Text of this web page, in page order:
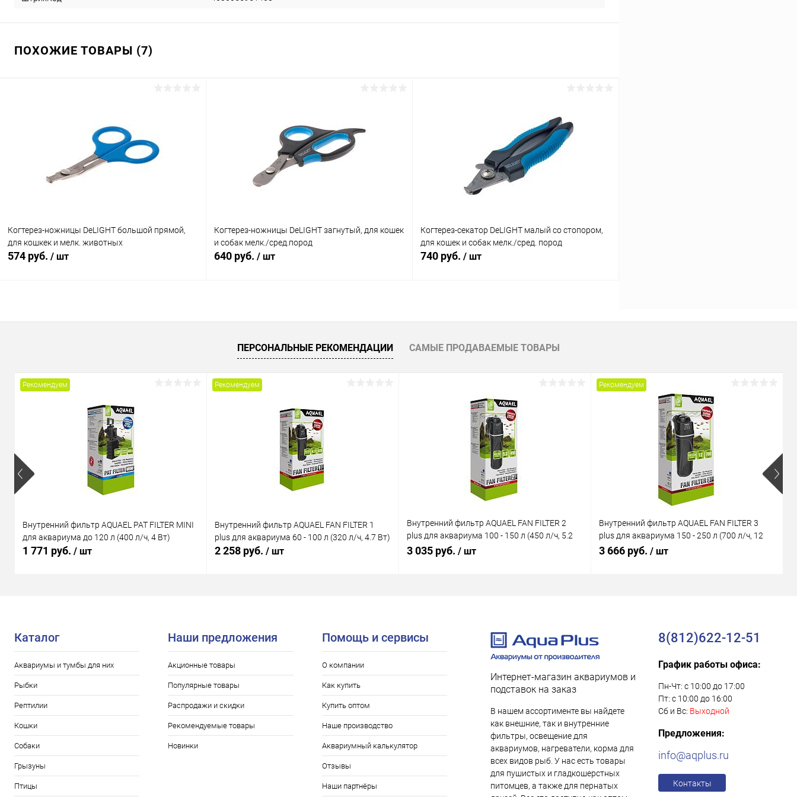
ПОХОЖИЕ ТОВАРЫ (7)
Когтерез-ножницы DeLIGHT большой прямой,
для кошкек и мелк. животных
574 руб. / шт
Когтерез-ножницы DeLIGHT загнутый, для кошек
и собак мелк./сред.пород
640 руб. / шт
В наличии
Когтерез-секатор DeLIGHT малый со стопором,
для кошек и собак мелк./сред. пород
740 руб. / шт
В избранное
ПЕРСОНАЛЬНЫЕ РЕКОМЕНДАЦИИ САМЫЕ ПРОДАВАЕМЫЕ ТОВАРЫ
Рекомендуем
Внутренний фильтр AQUAEL PAT FILTER MINI
для аквариума до 120 л (400 л/ч, 4 Вт)
1 771 руб. / шт
Рекомендуем
Внутренний фильтр AQUAEL FAN FILTER 1
plus для аквариума 60 - 100 л (320 л/ч, 4.7 Вт)
2 258 руб. / шт
Внутренний фильтр AQUAEL FAN FILTER 2
plus для аквариума 100 - 150 л (450 л/ч, 5.2
Вт)
3 035 руб. / шт
Рекомендуем
Внутренний фильтр AQUAEL FAN FILTER 3
plus для аквариума 150 - 250 л (700 л/ч, 12
Вт)
3 666 руб. / шт
Каталог
Аквариумы и тумбы для них
Рыбки
Рептилии
Кошки
Собаки
Грызуны
Птицы
Наши предложения
Акционные товары
Популярные товары
Распродажи и скидки
Рекомендуемые товары
Новинки
Помощь и сервисы
О компании
Как купить
Купить оптом
Наше производство
Аквариумный калькулятор
Отзывы
Наши партнёры
Интернет-магазин аквариумов и
подставок на заказ
В нашем ассортименте вы найдете
как внешние, так и внутренние
фильтры, освещение для
аквариумов, нагреватели, корма для
всех видов рыб. У нас есть товары
для пушистых и гладкошерстных
питомцев, а также для пернатых
8(812)622-12-51
График работы офиса:
Пн-Чт: с 10:00 до 17:00
Пт: с 10:00 до 16:00
Сб и Вс: Выходной
Предложения:
info@aqplus.ru
Контакты